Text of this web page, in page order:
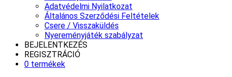
Adatvédelmi Nyilatkozat
Általános Szerződési Feltételek
Csere / Visszaküldés
Nyereményjáték szabályzat
BEJELENTKEZÉS
REGISZTRÁCIÓ
0 termékek